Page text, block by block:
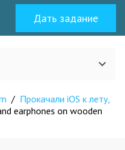
Дать задание
/ Прокачали iOS к лету,
earphones on wooden